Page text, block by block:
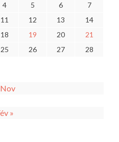
4 5 6
7
11 12 13
14
18 19 20
21
25 26 27
28
Nov
»